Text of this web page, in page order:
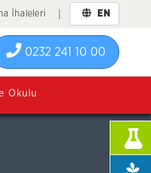
İhaleleri EN
0232 241 10 00
Okulu